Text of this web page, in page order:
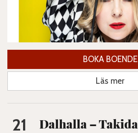
BOKA BOENDE
Läs mer
21 Dalhalla – Takida